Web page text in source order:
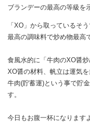
ブランデーの最高の等級を
「XO」から取っているそう
最高の調味料で炒め物最高
食風水的に「牛肉のXO醤
XO醤の材料、帆立は運気を
牛肉(貯蓄運)という事で​貯
す。
今日もお腹一杯になります